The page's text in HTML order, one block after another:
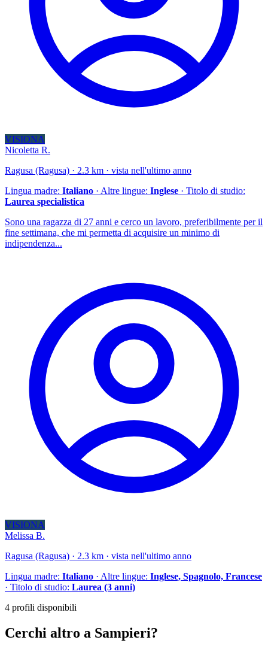
VISIONA
Nicoletta R.
Ragusa (Ragusa) · 2.3 km · vista nell'ultimo anno
Lingua madre: Italiano · Altre lingue: Inglese · Titolo di studio:
Laurea specialistica
Sono una ragazza di 27 anni e cerco un lavoro, preferibilmente per il
fine settimana, che mi permetta di acquisire un minimo di
indipendenza...
VISIONA
Melissa B.
Ragusa (Ragusa) · 2.3 km · vista nell'ultimo anno
Lingua madre: Italiano · Altre lingue: Inglese, Spagnolo, Francese
· Titolo di studio: Laurea (3 anni)
4 profili disponibili
Cerchi altro a Sampieri?